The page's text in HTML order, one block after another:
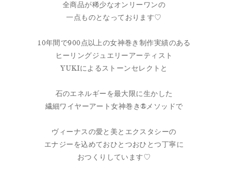
全商品が稀少なオンリーワンの
一点ものとなっております♡
10年間で900点以上の女神巻き制作実績のある
ヒーリングジュエリーアーティスト
YUKIによるストーンセレクトと
石のエネルギーを最大限に生かした
繊細ワイヤーアート女神巻き®メソッドで
ヴィーナスの愛と美とエクスタシーの
エナジーを込めておひとつおひとつ丁寧に
おつくりしています♡